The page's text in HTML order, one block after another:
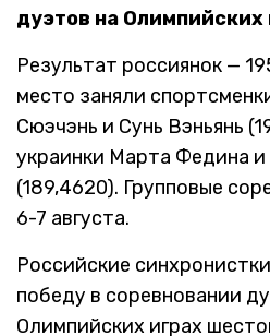
дуэтов на Олимпийских
Результат россиянок —
место заняли
Сюэчэнь и Сунь Вэньянь
украинки Марта Федина и
(189,4620). Групповые
6-7 августа.
Российские
победу в соревновании
Олимпийских играх